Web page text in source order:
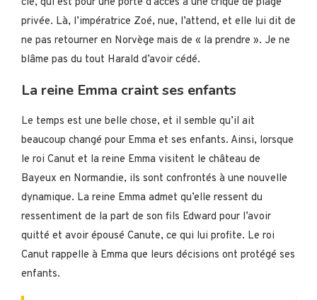
privée. Là, l’impératrice Zoé, nue, l’attend, et elle lui dit de
ne pas retourner en Norvège mais de « la prendre ». Je ne
blâme pas du tout Harald d’avoir cédé.
La reine Emma craint ses enfants
Le temps est une belle chose, et il semble qu’il ait
beaucoup changé pour Emma et ses enfants. Ainsi, lorsque
le roi Canut et la reine Emma visitent le château de
Bayeux en Normandie, ils sont confrontés à une nouvelle
dynamique. La reine Emma admet qu’elle ressent du
ressentiment de la part de son fils Edward pour l’avoir
quitté et avoir épousé Canute, ce qui lui profite. Le roi
Canut rappelle à Emma que leurs décisions ont protégé ses
enfants.